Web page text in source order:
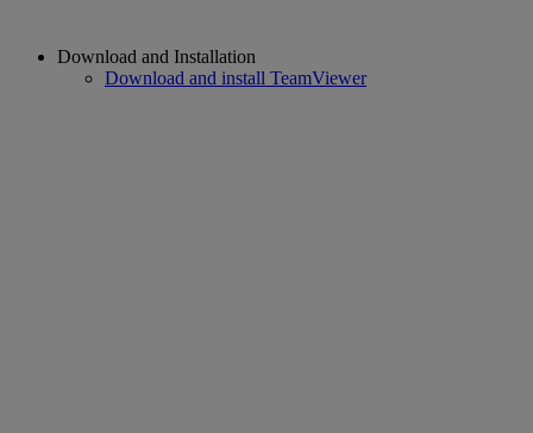
Download and Installation
Download and install TeamViewer